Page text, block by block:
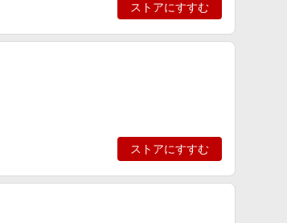
ストアにすすむ
ストアにすすむ